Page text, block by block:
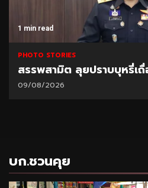
1 min read
PHOTO STORIES
สรรพสามิต ลุยปราบบุหรี่เ
09/08/2026
บก.ชวนคุย